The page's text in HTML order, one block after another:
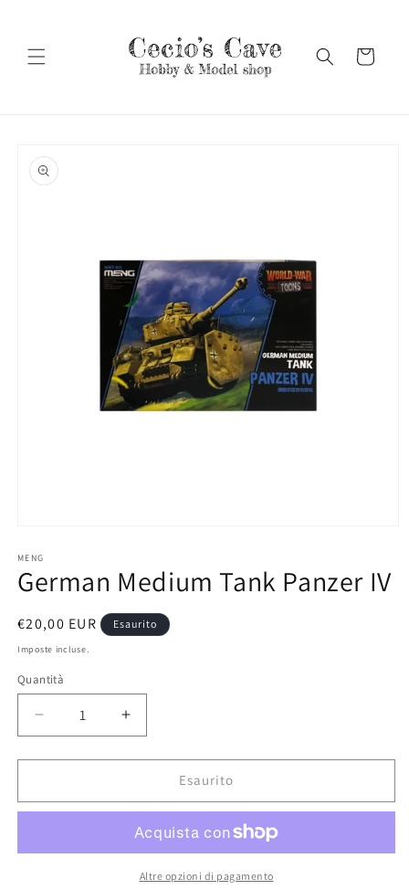
Carrello
informazioni
sul prodotto
multimediali
1
in
MENG
German Medium Tank Panzer IV
Prezzo
di
€20,00 EUR Esaurito
Imposte incluse.
Quantità
Diminuisci
quantità
per
Medium
IV
Aumenta
quantità
per
German
Medium
Panzer
IV
Esaurito
Altre opzioni di pagamento